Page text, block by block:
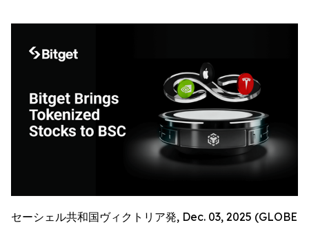
セーシェル共和国ヴィクトリア発, Dec. 03, 2025 (GLOBE